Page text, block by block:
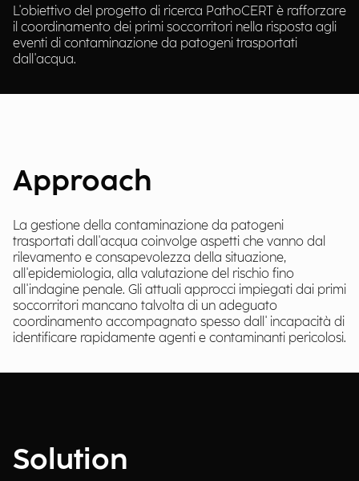
L'obiettivo del progetto di ricerca PathoCERT è rafforzare
il coordinamento dei primi soccorritori nella risposta agli
eventi di contaminazione da patogeni trasportati
dall'acqua.
Approach
La gestione della contaminazione da patogeni
trasportati dall'acqua coinvolge aspetti che vanno dal
rilevamento e consapevolezza della situazione,
all'epidemiologia, alla valutazione del rischio fino
all'indagine penale. Gli attuali approcci impiegati dai primi
soccorritori mancano talvolta di un adeguato
coordinamento accompagnato spesso dall' incapacità di
identificare rapidamente agenti e contaminanti pericolosi.
Solution